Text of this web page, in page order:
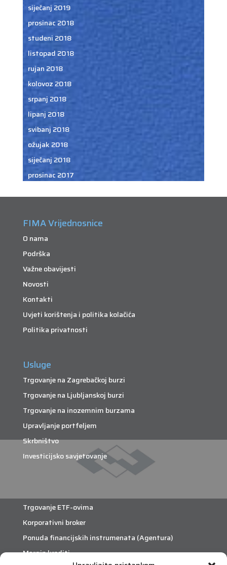
siječanj 2019
prosinac 2018
studeni 2018
listopad 2018
rujan 2018
kolovoz 2018
srpanj 2018
lipanj 2018
svibanj 2018
ožujak 2018
siječanj 2018
prosinac 2017
FIMA Vrijednosnice
O nama
Podrška
Važne obavijesti
Novosti
Kontakti
Uvjeti korištenja i politika kolačića
Politika privatnosti
Usluge
Trgovanje na Zagrebačkoj burzi
Trgovanje na Ljubljanskoj burzi
Trgovanje na inozemnim burzama
Upravljanje portfeljem
Skrbništvo
Investicijsko savjetovanje
Trgovanje ETF-ovima
Korporativni broker
Ponuda financijskih instrumenata (Agentura)
Margin krediti